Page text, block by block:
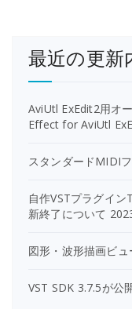
最近の更新
AviUtl ExEdit2用オ
Effect for AviUtl
スタンダードMIDI
自作VSTプラグイ
新終了について
図形・波形描画ビュ
VST SDK 3.7.5が公